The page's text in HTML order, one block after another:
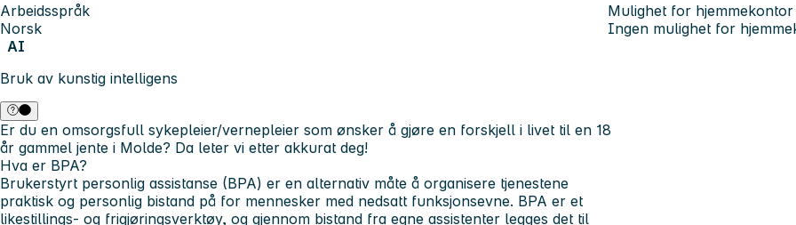
Arbeidsspråk
Norsk
Mulighet for hjemmekontor
Ingen mulighet for
AI
Bruk av kunstig intelligens
Er du en omsorgsfull sykepleier/vernepleier som ønsker å gjøre en forskjell i livet til en 18
år gammel jente i Molde? Da leter vi etter akkurat deg!
Hva er BPA?
Brukerstyrt personlig assistanse (BPA) er en alternativ måte å organisere tjenestene
praktisk og personlig bistand på for mennesker med nedsatt funksjonsevne. BPA er et
likestillings- og frigjøringsverktøy, og gjennom bistand fra egne assistenter legges det til